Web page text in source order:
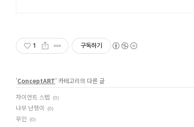
1 구독하기
'ConceptART' 카테고리의 다른 글
자이언트 스텝
(0)
나무 난쟁이 (0)
무인 (0)